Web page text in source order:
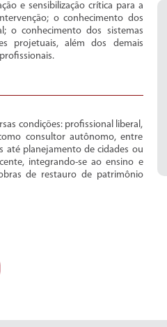
e sensibilização crítica para a
o conhecimento dos
o conhecimento dos sistemas
projetuais, além dos demais
condições: profissional liberal,
consultor autônomo, entre
até planejamento de cidades ou
integrando-se ao ensino e
de restauro de patrimônio